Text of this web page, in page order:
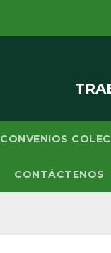
CONVENIOS
CONTÁCTENOS